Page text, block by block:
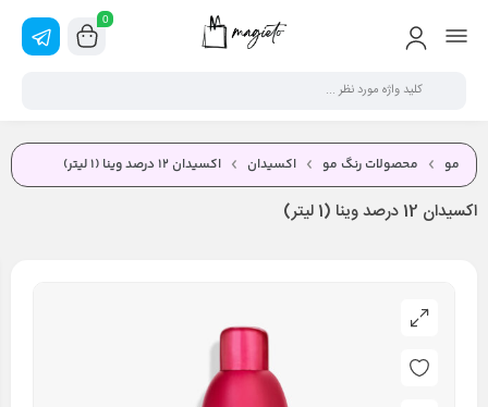
0
مو محصولات رنگ مو اکسیدان اکسیدان 12 درصد وینا (1 لیتر)
اکسیدان 12 درصد وینا (1 لیتر)